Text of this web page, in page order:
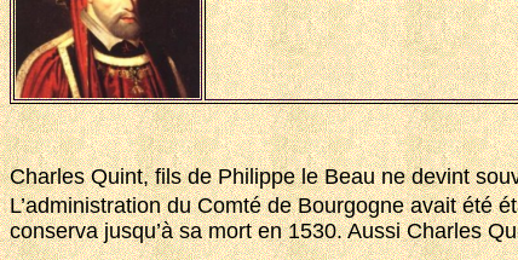
Charles Quint, fils de Philippe le Beau ne devint
L’administration du Comté de Bourgogne avait été
conserva jusqu’à sa mort en 1530. Aussi Charles